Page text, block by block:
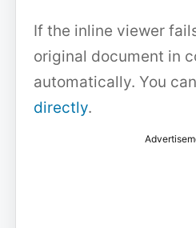
If the inline viewer
original document in
automatically. You
directly.